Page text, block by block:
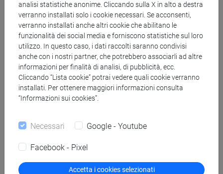
Tipo di attività formativa:
Lingua/Prova Finale [E]
24
analisi statistiche anonime. Cliccando sulla X in alto a destra
verranno installati solo i cookie necessari. Se acconsenti,
verranno installati anche altri cookie che abilitano le
funzionalità dei social media e forniscono statistiche sul loro
utilizzo. In questo caso, i dati raccolti saranno condivisi
anche con i nostri partner, che potrebbero associarli ad altre
informazioni per finalità di analisi, di pubblicità, ecc.
Cliccando “Lista cookie” potrai vedere quali cookie verranno
installati. Per ottenere maggiori informazioni consulta
“Informazioni sui cookies”.
Necessari Google - Youtube
Facebook - Pixel
Accetta i cookies selezionati